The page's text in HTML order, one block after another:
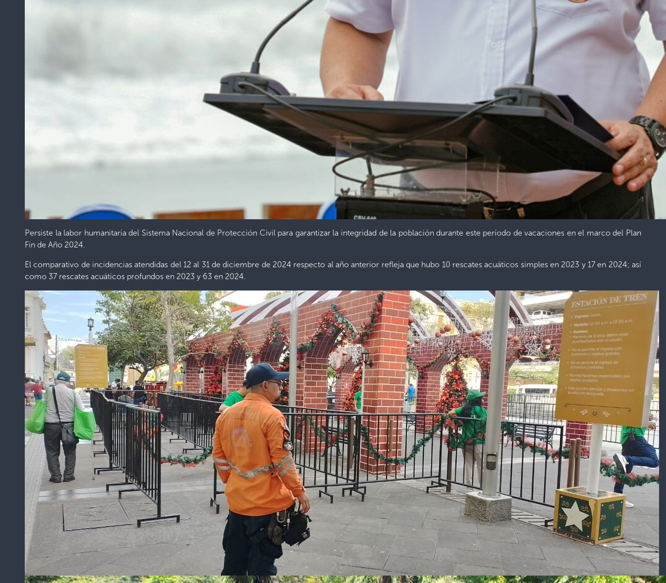
Persiste la labor humanitaria del Sistema Nacional de Protección Civil para garantizar la integridad de la población durante este período de vacaciones en el marco del Plan
Fin de Año 2024.
El comparativo de incidencias atendidas del 12 al 31 de diciembre de 2024 respecto al año anterior refleja que hubo 10 rescates acuáticos simples en 2023 y 17 en 2024; así
como 37 rescates acuáticos profundos en 2023 y 63 en 2024.